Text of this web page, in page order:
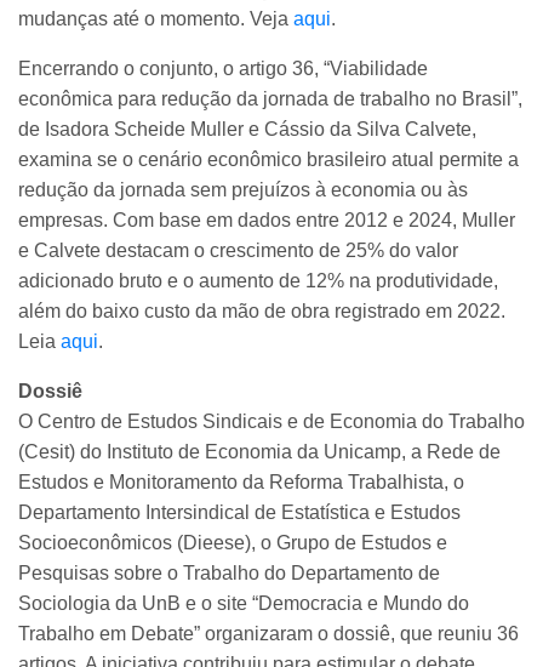
mudanças até o momento. Veja aqui.
Encerrando o conjunto, o artigo 36, “Viabilidade
econômica para redução da jornada de trabalho no Brasil”,
de Isadora Scheide Muller e Cássio da Silva Calvete,
examina se o cenário econômico brasileiro atual permite a
redução da jornada sem prejuízos à economia ou às
empresas. Com base em dados entre 2012 e 2024, Muller
e Calvete destacam o crescimento de 25% do valor
adicionado bruto e o aumento de 12% na produtividade,
além do baixo custo da mão de obra registrado em 2022.
Leia aqui.
Dossiê
O Centro de Estudos Sindicais e de Economia do Trabalho
(Cesit) do Instituto de Economia da Unicamp, a Rede de
Estudos e Monitoramento da Reforma Trabalhista, o
Departamento Intersindical de Estatística e Estudos
Socioeconômicos (Dieese), o Grupo de Estudos e
Pesquisas sobre o Trabalho do Departamento de
Sociologia da UnB e o site “Democracia e Mundo do
Trabalho em Debate” organizaram o dossiê, que reuniu 36